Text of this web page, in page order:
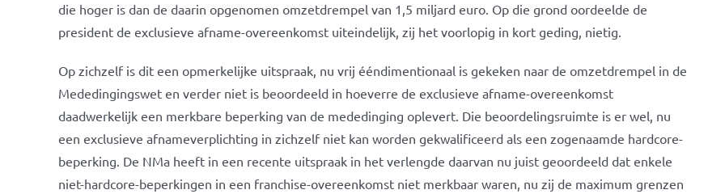
die hoger is dan de daarin opgenomen omzetdrempel van 1,5 miljard euro. Op die grond oordeelde de
president de exclusieve afname-overeenkomst uiteindelijk, zij het voorlopig in kort geding, nietig.
Op zichzelf is dit een opmerkelijke uitspraak, nu vrij ééndimentionaal is gekeken naar de omzetdrempel in de
Mededingingswet en verder niet is beoordeeld in hoeverre de exclusieve afname-overeenkomst
daadwerkelijk een merkbare beperking van de mededinging oplevert. Die beoordelingsruimte is er wel, nu
een exclusieve afnameverplichting in zichzelf niet kan worden gekwalificeerd als een zogenaamde hardcore-
beperking. De NMa heeft in een recente uitspraak in het verlengde daarvan nu juist geoordeeld dat enkele
niet-hardcore-beperkingen in een franchise-overeenkomst niet merkbaar waren, nu zij de maximum grenzen